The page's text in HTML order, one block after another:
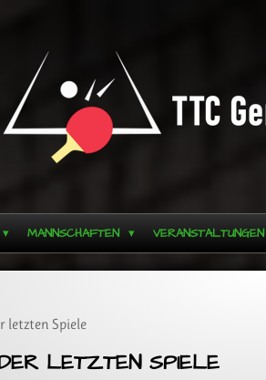
MANNSCHAFTEN VERANSTALTUNGEN
letzten Spiele
LETZTEN SPIELE